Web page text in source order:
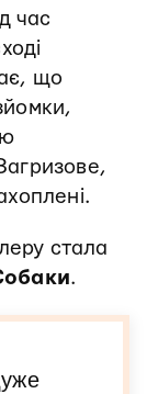
час
що
стала
.